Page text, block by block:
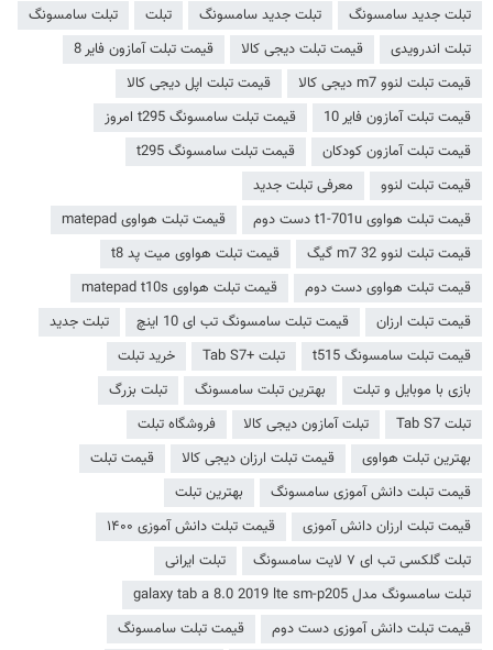
تبلت جدید سامسونگ تبلت جديد سامسونگ تبلت
تبلت سامسونگ
تبلت اندرویدی
قیمت تبلت دیجی کالا
قیمت تبلت آمازون فایر 8
قیمت تبلت لنوو m7 دیجی کالا
قیمت تبلت اپل دیجی کالا
قیمت تبلت آمازون فایر 10
قیمت تبلت سامسونگ t295 امروز
قیمت تبلت آمازون کودکان
قیمت تبلت سامسونگ t295
قیمت تبلت لنوو
معرفی تبلت جدید
قیمت تبلت هواوی t1-701u دست دوم
قیمت تبلت هواوی matepad
قیمت تبلت لنوو m7 32 گیگ
قیمت تبلت هواوی میت پد t8
قیمت تبلت هواوی دست دوم
قیمت تبلت هواوی matepad t10s
قیمت تبلت ارزان
قیمت تبلت سامسونگ تب ای 10 اینچ
تبلت جدید
قیمت تبلت سامسونگ t515
تبلت +Tab S7
خرید تبلت
بازی با موبایل و تبلت
بهترین تبلت سامسونگ
تبلت بزرگ
تبلت Tab S7
تبلت آمازون دیجی کالا
فروشگاه تبلت
بهترین تبلت هواوی
قیمت تبلت ارزان دیجی کالا
قیمت تبلت
قیمت تبلت دانش آموزی سامسونگ
بهترین تبلت
قیمت تبلت ارزان دانش آموزی
قیمت تبلت دانش آموزی ۱۴۰۰
تبلت گلکسی تب ای ۷ لایت سامسونگ
تبلت ایرانی
تبلت سامسونگ مدل galaxy tab a 8.0 2019 lte sm-p205
قیمت تبلت دانش آموزی دست دوم
قیمت تبلت سامسونگ